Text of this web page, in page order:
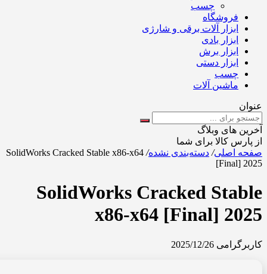
چسب
فروشگاه
ابزار آلات برقی و شارژی
ابزار بادی
ابزار برش
ابزار دستی
چسب
ماشین آلات
عنوان
آخرین های وبلاگ
از پارس کالا برای شما
صفحه اصلی/ دسته‌بندی نشده/
SolidWorks Cracked Stable x86-x64
[Final] 2025
SolidWorks Cracked Stable
x86-x64 [Final] 2025
کاربرگرامی 2025/12/26